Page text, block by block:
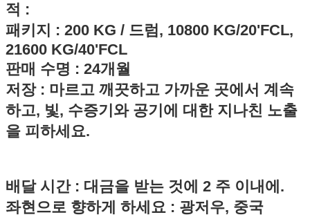
적 :
패키지 : 200 KG / 드럼, 10800 KG/20'FCL,
21600 KG/40'FCL
판매 수명 : 24개월
저장 : 마르고 깨끗하고 가까운 곳에서 계속
하고, 빛, 수증기와 공기에 대한 지나친 노출
을 피하세요.
배달 시간 : 대금을 받는 것에 2 주 이내에.
좌현으로 향하게 하세요 : 광저우, 중국